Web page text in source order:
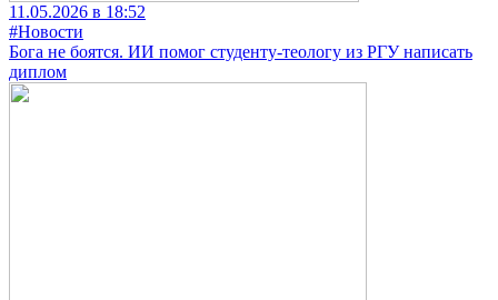
11.05.2026 в 18:52
#Новости
Бога не боятся. ИИ помог студенту-теологу из РГУ написать
диплом